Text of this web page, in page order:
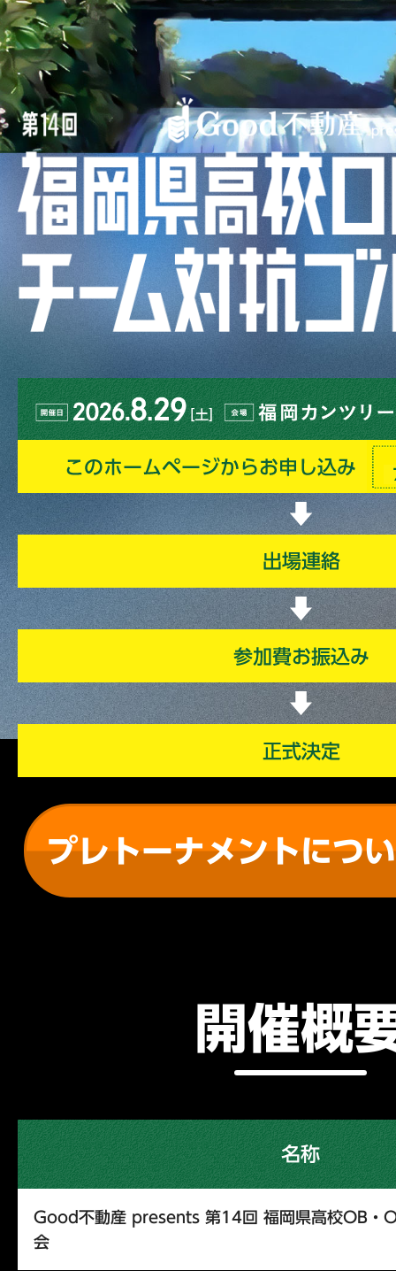
プレトーナメントにつ
開催概
名称
Good不動産 presents 第14回 福岡県高校OB・
会